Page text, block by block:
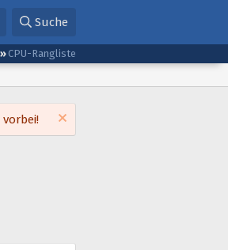
Suche
CPU-Rangliste
vorbei!